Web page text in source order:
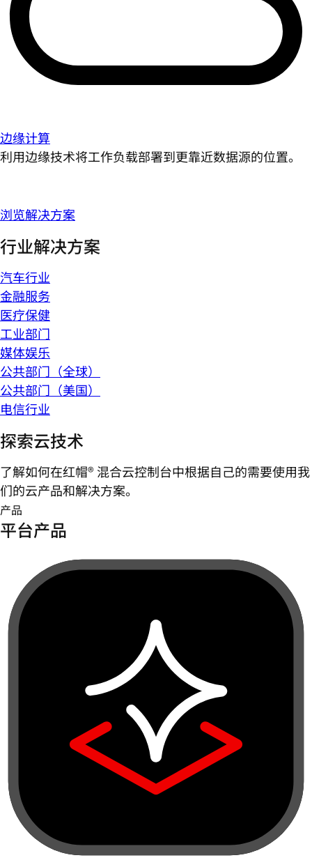
边缘计算
利用边缘技术将工作负载部署到更靠近数据源的位置。
浏览解决方案
行业解决方案
汽车行业
金融服务
医疗保健
工业部门
媒体娱乐
公共部门（全球）
公共部门（美国）
电信行业
探索云技术
了解如何在红帽® 混合云控制台中根据自己的需要使用我
们的云产品和解决方案。
产品
平台产品